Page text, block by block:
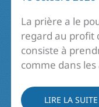
La prière a le
regard au profit
consiste à
comme dans
LA
LIRE LA